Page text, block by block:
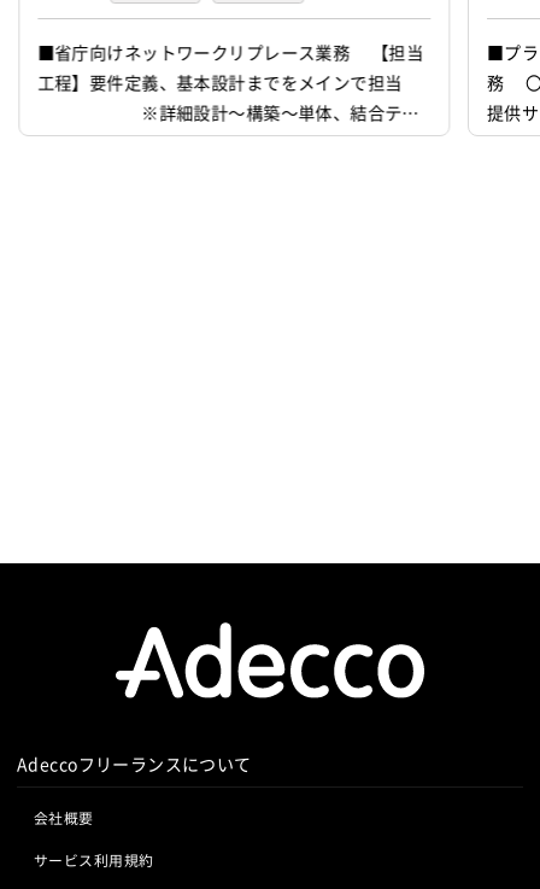
ティAIR31階
設立 2008年8月8日
今野力
■省庁向けネットワークリプレース業務 【担当
工程】要件定義、基本設計までをメインで担当
※詳細設計～構築～単体、結合テス
ト等は他チームで対応 ○省庁向けのインフラ基
■プラ
務 〇
提供
Adeccoフリーランスについて
会社概要
サービス利用規約